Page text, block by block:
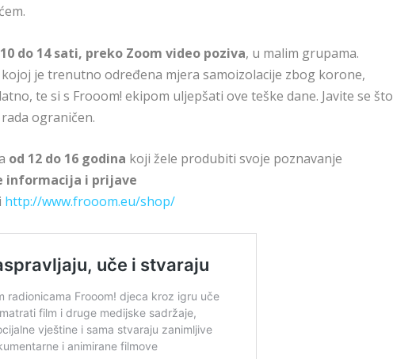
do 14 sati, preko Zoom video poziva, u malim grupama.
kojoj je trenutno određena mjera samoizolacije zbog korone,
te si s Frooom! ekipom uljepšati ove teške dane. Javite se što
ograničen.
od 12 do 16 godina koji žele produbiti svoje poznavanje
informacija i prijave
http://www.frooom.eu/shop/